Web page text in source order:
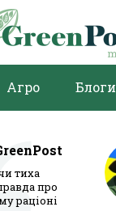
Агро Блоги
тиха
про
раціоні